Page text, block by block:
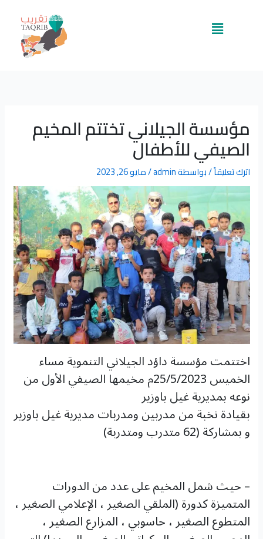
القائمة
مؤسسة الجيلاني تختتم المخيم
الصيفي للأطفال
اترك تعليقاً/ بواسطةadmin
/مايو 26, 2023
اختتمت مؤسسة داؤد الجيلاني التنموية مساء
الخميس 25/5/2023م مخيمها الصيفي الأول من
نوعه بمديرية غيل باوزير
بقيادة نخبة من مدربين ومدربات مديرية غيل باوزير
و بمشاركة (62 متدرب ومتدربة)
– حيث شمل المخيم على عدد من الدورات
المتميزة كدورة (الملقي الصغير ، الإعلامي الصغير ،
المتطوع الصغير ، حاسوبي ، المزارع الصغير ،